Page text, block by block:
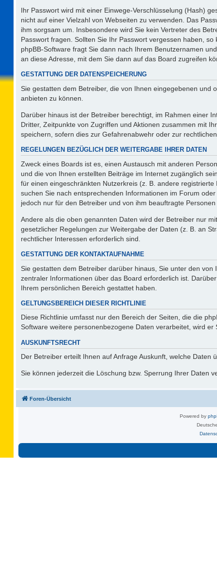
Ihr Passwort wird mit einer Einwege-Verschlüsselung (Hash)
nicht auf einer Vielzahl von Webseiten zu verwenden. Das
ihm sorgsam um. Insbesondere wird Sie kein Vertreter des
Passwort fragen. Sollten Sie Ihr Passwort vergessen haben,
phpBB-Software fragt Sie dann nach Ihrem Benutzernamen
an diese Adresse, mit dem Sie dann auf das Board zugreifen
GESTATTUNG DER DATENSPEICHERUNG
Sie gestatten dem Betreiber, die von Ihnen eingegebenen
anbieten zu können.
Darüber hinaus ist der Betreiber berechtigt, im Rahmen einer
Dritter, Zeitpunkte von Zugriffen und Aktionen zusammen mit
speichern, sofern dies zur Gefahrenabwehr oder zur
REGELUNGEN BEZÜGLICH DER WEITERGABE IHRER DATEN
Zweck eines Boards ist es, einen Austausch mit anderen
und die von Ihnen erstellten Beiträge im Internet zugänglich
für einen eingeschränkten Nutzerkreis (z. B. andere
suchen Sie nach entsprechenden Informationen im Forum
jedoch nur für den Betreiber und von ihm beauftragte
Andere als die oben genannten Daten wird der Betreiber nur
gesetzlicher Regelungen zur Weitergabe der Daten (z. B. an
rechtlicher Interessen erforderlich sind.
GESTATTUNG DER KONTAKTAUFNAHME
Sie gestatten dem Betreiber darüber hinaus, Sie unter den
zentraler Informationen über das Board erforderlich ist.
Ihrem persönlichen Bereich gestattet haben.
GELTUNGSBEREICH DIESER RICHTLINIE
Diese Richtlinie umfasst nur den Bereich der Seiten, die die
Software weitere personenbezogene Daten verarbeitet, wird
AUSKUNFTSRECHT
Der Betreiber erteilt Ihnen auf Anfrage Auskunft, welche Daten
Sie können jederzeit die Löschung bzw. Sperrung Ihrer Daten
Foren-Übersicht
Powered by